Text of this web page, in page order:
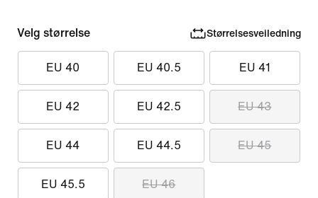
Velg størrelse Størrelsesveiledning
EU 40 EU 40.5 EU 41
EU 42 EU 42.5 EU 43
EU 44 EU 44.5 EU 45
EU 45.5 EU 46